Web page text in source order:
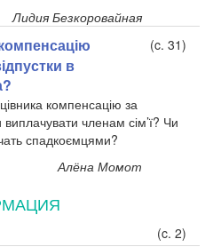
Лидия Безкоровайная
в
(c. 31)
компенсацію за
виплачувати членам сім’ї? Чи
спадкоємцями?
Алёна Момот
(c. 2)